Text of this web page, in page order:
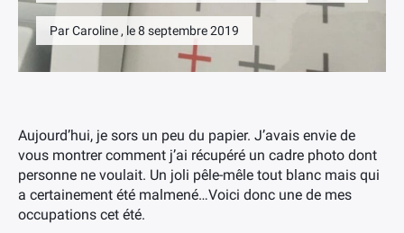
Par Caroline , le 8 septembre 2019
Aujourd’hui, je sors un peu du papier. J’avais envie de
vous montrer comment j’ai récupéré un cadre photo dont
personne ne voulait. Un joli pêle-mêle tout blanc mais qui
a certainement été malmené…Voici donc une de mes
occupations cet été.